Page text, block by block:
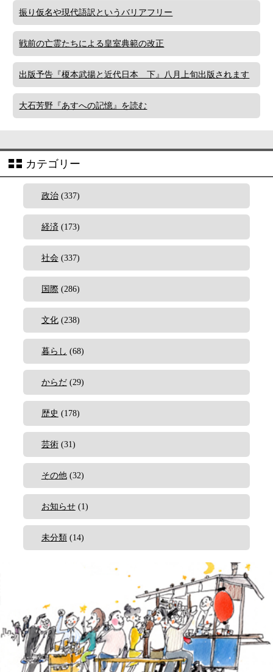
振り仮名や現代語訳というバリアフリー
戦前の亡霊たちによる皇室典範の改正
出版予告『榎本武揚と近代日本 下』八月上旬出版されます
大石芳野『あすへの記憶』を読む
カテゴリー
政治(337)
経済(173)
社会(337)
国際 (286)
文化(238)
暮らし (68)
からだ(29)
歴史 (178)
芸術(31)
その他(32)
お知らせ(1)
未分類(14)